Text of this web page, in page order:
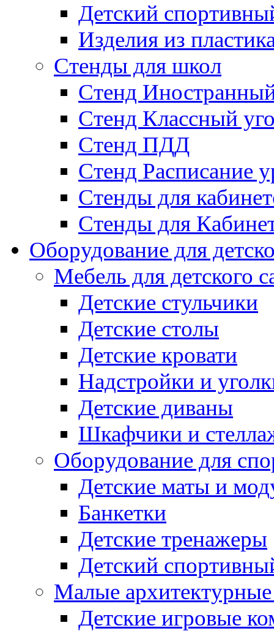
Детский
Изделия из
Стенды для школ
Стенд
Стенд Классный
Стенд ПДД
Стенд Расписание
Стенды для
Стенды для
Оборудование для
Мебель для детского
Детские стульчики
Детские столы
Детские кровати
Надстройки и
Детские диваны
Шкафчики и
Оборудование для
Детские маты и
Банкетки
Детские тренажеры
Детский
Малые
Детские игровые